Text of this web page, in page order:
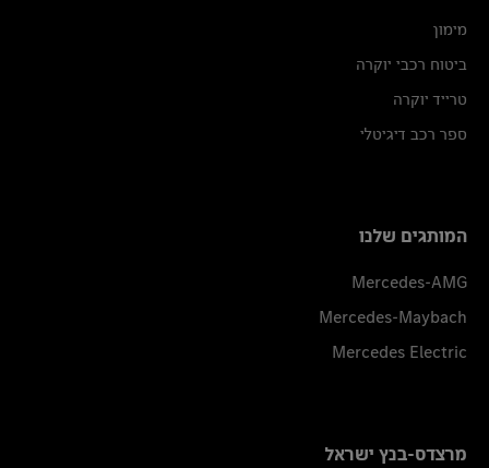
מימון
ביטוח רכבי יוקרה
טרייד יוקרה
ספר רכב דיגיטלי
המותגים שלנו
Mercedes-AMG
Mercedes-Maybach
Mercedes Electric
מרצדס-בנץ ישראל